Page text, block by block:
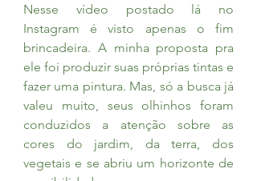
Nesse vídeo postado lá no
Instagram é visto apenas o fim
brincadeira. A minha proposta pra
ele foi produzir suas próprias tintas e
fazer uma pintura. Mas, só a busca já
valeu muito, seus olhinhos foram
conduzidos a atenção sobre as
cores do jardim, da terra, dos
vegetais e se abriu um horizonte de